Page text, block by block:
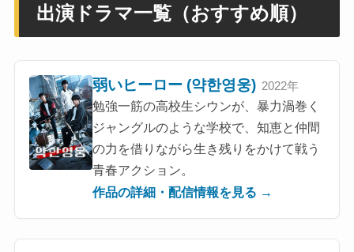
出演ドラマ一覧（おすすめ順）
弱いヒーロー (약한영웅) 2022年
勉強一筋の高校生シウンが、暴力渦巻く
ジャングルのような学校で、知恵と仲間
の力を借りながら生き残りをかけて戦う
青春アクション。
作品の詳細・配信情報を見る →